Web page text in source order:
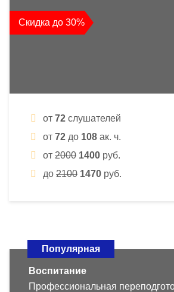
Скидка до 30%
от 72 слушателей
от 72 до 108 ак. ч.
от 2000 1400 руб.
до 2100 1470 руб.
Популярная
Воспитание
Профессиональная